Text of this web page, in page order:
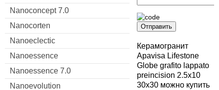
Nanoconcept 7.0
Nanocorten
Nanoeclectic
Nanoessence
Nanoessence 7.0
Nanoevolution
Отправить
Керамогранит
Apavisa Lifestone
Globe grafito lappato
preincision 2.5x10
30x30 можно купить